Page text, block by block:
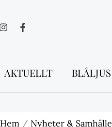
AKTUELLT BLÅLJUS
Hem Nyheter & Samhälle